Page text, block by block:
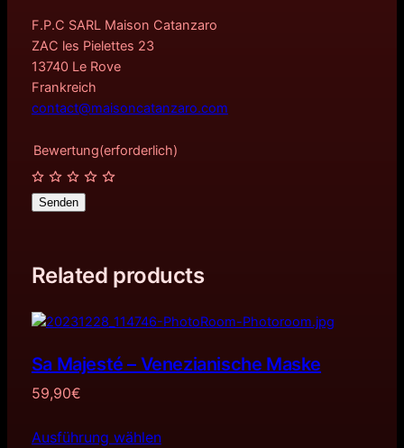
F.P.C SARL Maison Catanzaro
ZAC les Pielettes 23
13740 Le Rove
Frankreich
contact@maisoncatanzaro.com
Bewertung(erforderlich)
Senden
Related products
Sa Majesté – Venezianische Maske
59,90€
Ausführung wählen